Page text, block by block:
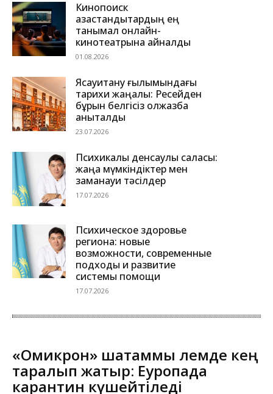
Кинопоиск
қазақстандықтардың ең
танымал онлайн-
кинотеатрына айналды
01.08.2026
Ясауитану ғылымындағы
тарихи жаңалық: Ресейден
бұрын белгісіз қолжазба
анықталды
23.07.2026
Психикалық денсаулық саласы:
жаңа мүмкіндіктер мен
заманауи тәсілдер
17.07.2026
Психическое здоровье
региона: новые
возможности, современные
подходы и развитие
системы помощи
17.07.2026